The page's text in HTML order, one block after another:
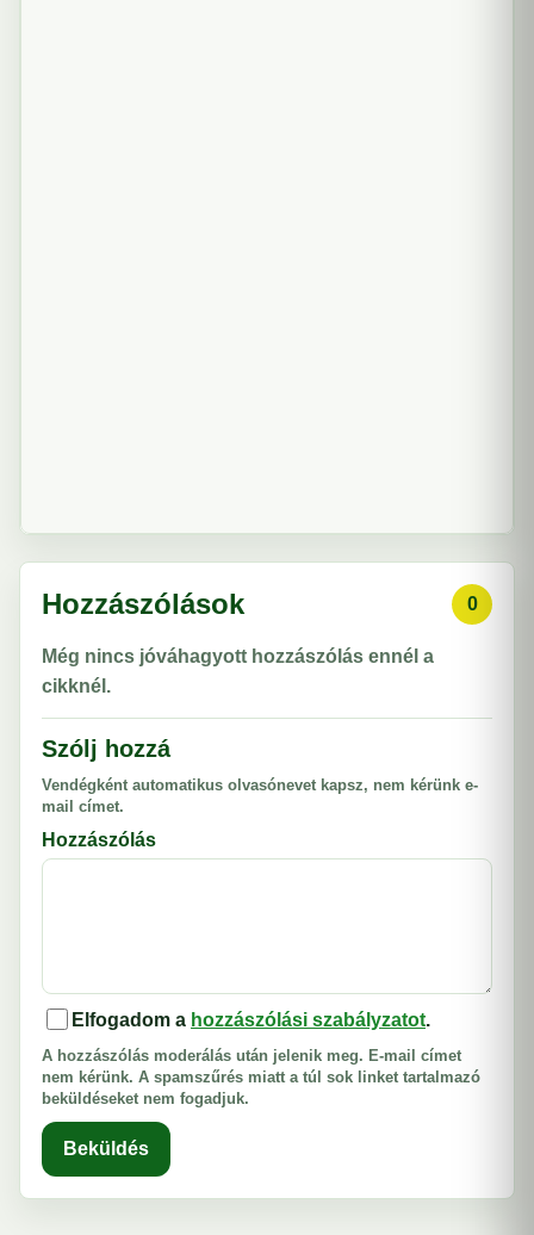
Hozzászólások 0
Még nincs jóváhagyott hozzászólás ennél a
cikknél.
Szólj hozzá
Vendégként automatikus olvasónevet kapsz, nem kérünk e-
mail címet.
Hozzászólás
Elfogadom a hozzászólási szabályzatot.
A hozzászólás moderálás után jelenik meg. E-mail címet
nem kérünk. A spamszűrés miatt a túl sok linket tartalmazó
beküldéseket nem fogadjuk.
Beküldés